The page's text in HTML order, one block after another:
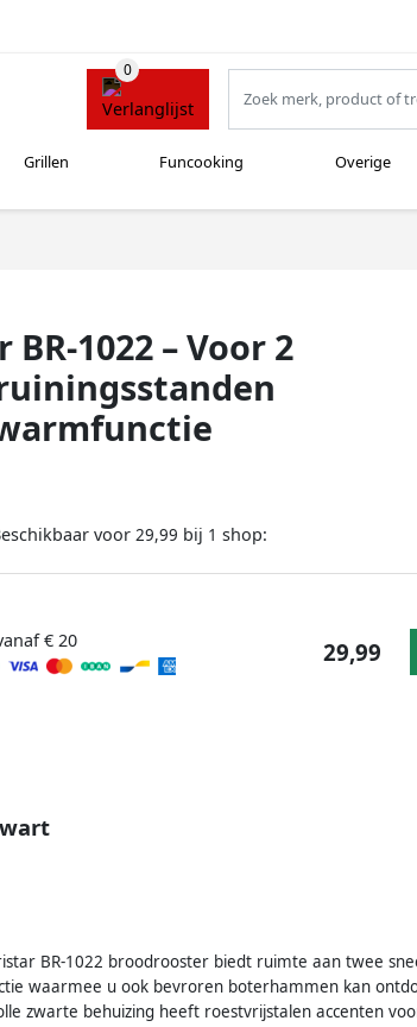
Grillen Funcooking Overige
1022 – Voor 2
voor 29,99 bij 1 shop:
€ 20
29,99
BR-1022 broodrooster biedt ruimte aan twee
waarmee u ook bevroren boterhammen kan
zwarte behuizing heeft roestvrijstalen accenten